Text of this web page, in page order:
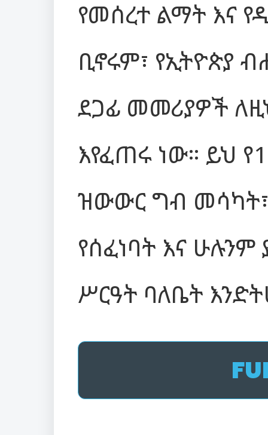
የመሰረተ ልማት እና
ቢኖሩም፣ የኢትዮጵያ
ደጋፊ መመሪያዎች
እየፈጠሩ ነው። ይህ
ዝውውር ግብ መሳካት፣
የሰፈነባት እና ሁሉንም
ሥርዓት ባለቤት